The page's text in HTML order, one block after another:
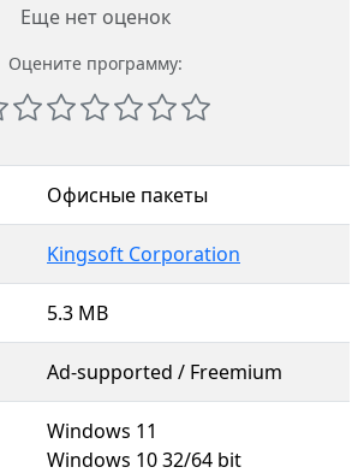
Еще нет оценок
Оцените программу:
Офисные пакеты
Kingsoft Corporation
5.3 MB
Ad-supported / Freemium
Windows 11
Windows 10 32/64 bit